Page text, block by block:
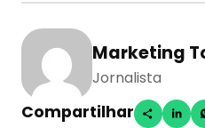
Marketing
Jornalista
Compartilhar